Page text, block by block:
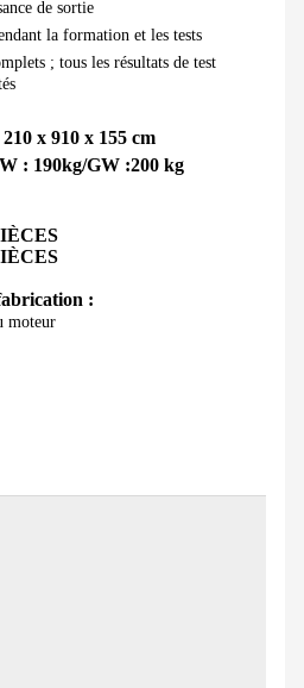
de sortie
la formation et les tests
; tous les résultats de test
x 910 x 155 cm
: 190kg/GW :200 kg
:
moteur